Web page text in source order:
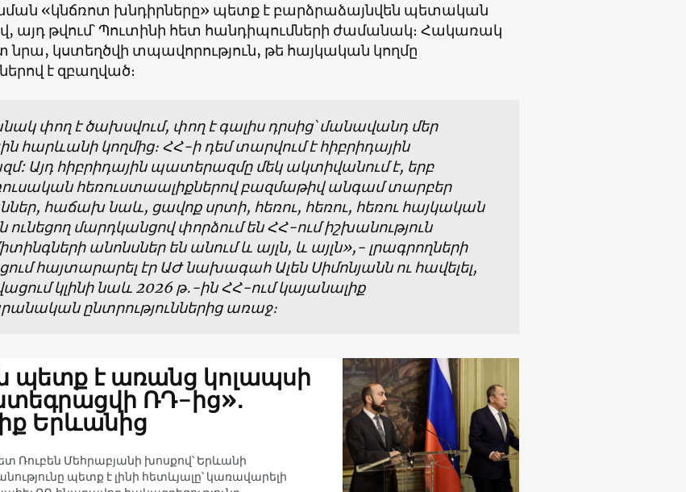
նման «կնճռոտ խնդիրները» պետք է բարձրաձայնվեն պետական
այդ թվում՝ Պուտինի հետ հանդիպումների ժամանակ։ Հակառակ
նրա, կստեղծվի տպավորություն, թե հայկական կողմը
է զբաղված։
փող է ծախսվում, փող է գալիս դրսից՝ մանավանդ մեր
հարևանի կողմից։ ՀՀ-ի դեմ տարվում է հիբրիդային
Այդ հիբրիդային պատերազմը մեկ ակտիվանում է, երբ
հեռուստաալիքներով բազմաթիվ անգամ տարբեր
հաճախ նաև, ցավոք սրտի, հեռու, հեռու, հեռու հայկական
ունեցող մարդկանցով փորձում են ՀՀ-ում իշխանություն
անոնսներ են անում և այլն, և այլն»,- լրագրողների
հայտարարել էր ԱԺ նախագահ Ալեն Սիմոնյանն ու հավելել,
կլինի նաև 2026 թ․-ին ՀՀ-ում կայանալիք
ընտրություններից առաջ։
պետք է առանց կոլապսի
ՌԴ-ից»․
Երևանից
Ռուբեն Մեհրաբյանի խոսքով՝ Երևանի
պետք է լինի հետևյալը՝ կառավարելի